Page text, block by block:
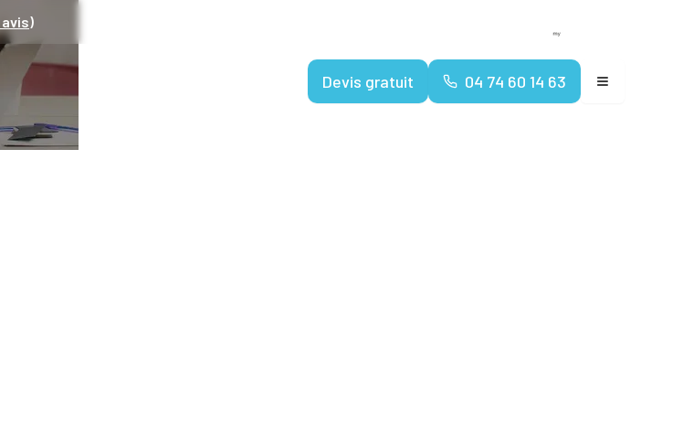
avis)
Devis gratuit 04 74 60 14 63